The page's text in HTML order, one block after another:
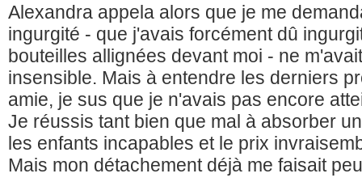
Alexandra appela alors que je me
ingurgité - que j'avais forcément dû
bouteilles allignées devant moi - ne
insensible. Mais à entendre les derniers
amie, je sus que je n'avais pas encore
Je réussis tant bien que mal à absorber
les enfants incapables et le prix
Mais mon détachement déjà me faisait